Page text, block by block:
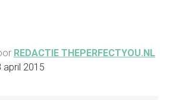
REDACTIE THEPERFECTYOU.NL
april 2015